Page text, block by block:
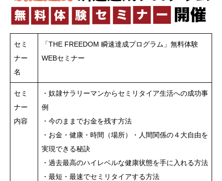
セミ
ナー
名
「THE FREEDOM 瞬速達成プログラム」無料体験
WEBセミナー
セミ
ナー
内容
・奴隷サラリーマンからセミリタイア生活への成功事
例
・今のままでお金を残す方法
・お金・健康・時間（場所）・人間関係の４大自由を
実現できる秘訣
・過去最高のハイレベルな健康状態を手に入れる方法
・最短・最速でセミリタイアする方法